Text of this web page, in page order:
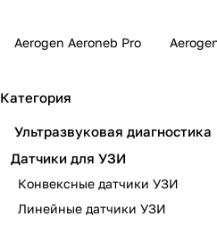
Aerogen Aeroneb Pro
Категория
Ультразвуковая диагностика
Датчики для УЗИ
Конвексные датчики УЗИ
Линейные датчики УЗИ